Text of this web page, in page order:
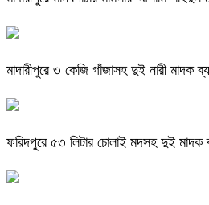
মাদারীপুরে ৩ কেজি গাঁজাসহ দুই নারী মাদক
ফরিদপুরে ৫৩ লিটার চোলাই মদসহ দুই মাদক